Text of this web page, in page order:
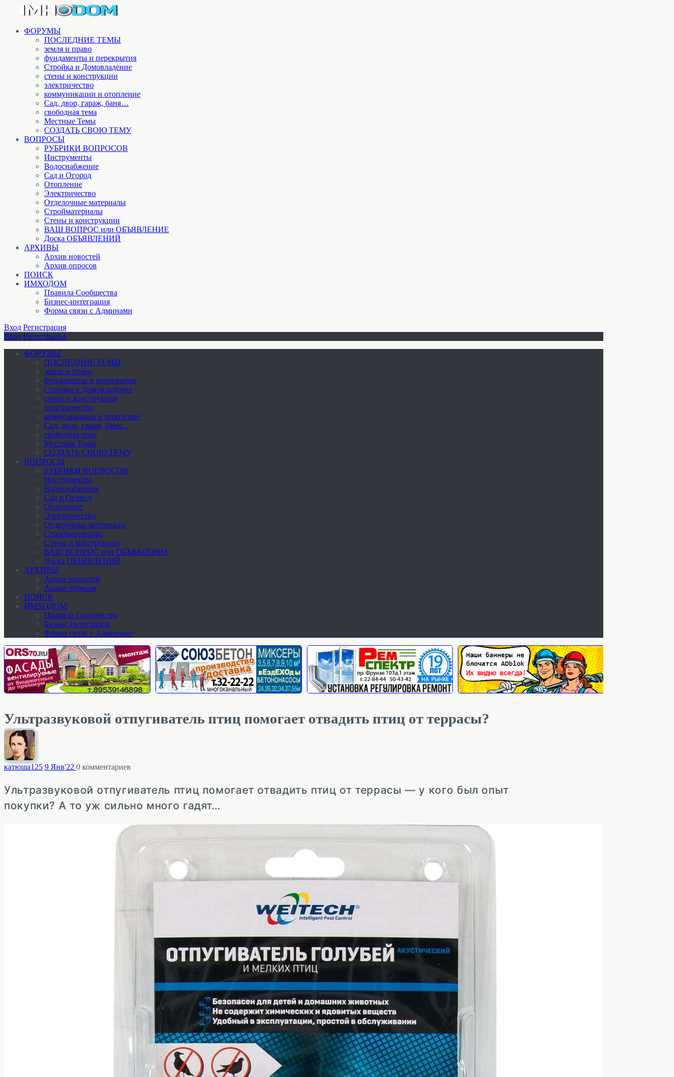
ФОРУМЫ
ПОСЛЕДНИЕ ТЕМЫ
земля и право
фундаменты и перекрытия
Стройка и Домовладение
стены и конструкции
электричество
коммуникации и отопление
Cад, двор, гараж, баня…
свободная тема
Местные Темы
СОЗДАТЬ СВОЮ ТЕМУ
ВОПРОСЫ
РУБРИКИ ВОПРОСОВ
Инструменты
Водоснабжение
Сад и Огород
Отопление
Электричество
Отделочные материалы
Стройматериалы
Стены и конструкции
ВАШ ВОПРОС или ОБЪЯВЛЕНИЕ
Доска ОБЪЯВЛЕНИЙ
АРХИВЫ
Архив новостей
Архив опросов
ПОИСК
ИМХОДОМ
Правила Сообщества
Бизнес-интеграция
Форма связи с Админами
Вход Регистрация
Вход Регистрация
ФОРУМЫ
ПОСЛЕДНИЕ ТЕМЫ
земля и право
фундаменты и перекрытия
Стройка и Домовладение
стены и конструкции
электричество
коммуникации и отопление
Cад, двор, гараж, баня…
свободная тема
Местные Темы
СОЗДАТЬ СВОЮ ТЕМУ
ВОПРОСЫ
РУБРИКИ ВОПРОСОВ
Инструменты
Водоснабжение
Сад и Огород
Отопление
Электричество
Отделочные материалы
Стройматериалы
Стены и конструкции
ВАШ ВОПРОС или ОБЪЯВЛЕНИЕ
Доска ОБЪЯВЛЕНИЙ
АРХИВЫ
Архив новостей
Архив опросов
ПОИСК
ИМХОДОМ
Правила Сообщества
Бизнес-интеграция
Форма связи с Админами
Ультразвуковой отпугиватель птиц помогает отвадить птиц от террасы?
катюша125 9 Янв'22 0 комментариев
Ультразвуковой отпугиватель птиц помогает отвадить птиц от террасы — у кого был опыт
покупки? А то уж сильно много гадят…